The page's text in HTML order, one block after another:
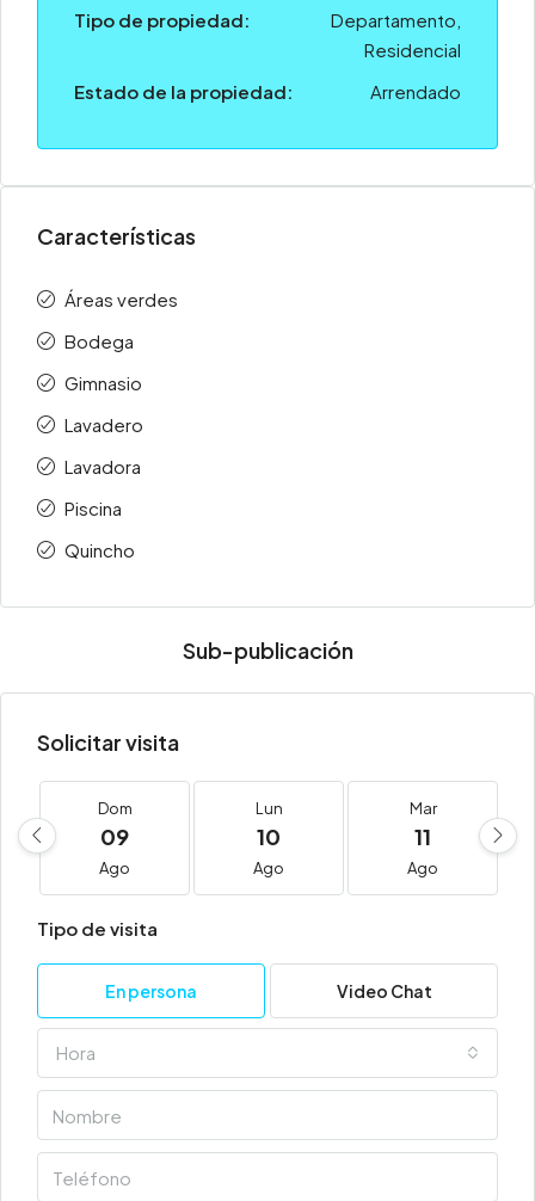
Tipo de propiedad:
Departamento,
Residencial
Estado de la propiedad:
Arrendado
Características
Áreas verdes
Bodega
Gimnasio
Lavadero
Lavadora
Piscina
Quincho
Sub-publicación
Solicitar visita
Dom
09
Ago
Lun
10
Ago
Mar
11
Ago
Tipo de visita
En persona Video Chat
Hora